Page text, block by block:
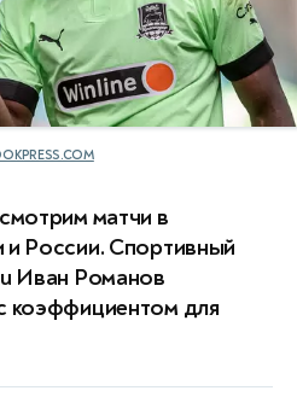
матчи в
и России. Спортивный
Иван Романов
коэффициентом для